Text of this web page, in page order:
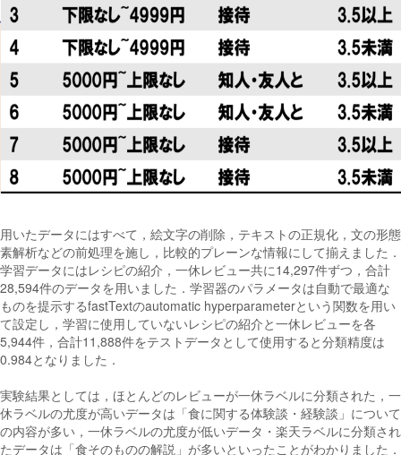
用いたデータにはすべて，絵文字の削除，テキストの正規化，文の形態
素解析などの前処理を施し，比較的プレーンな情報にして揃えました．
学習データにはレシピの紹介，一休レビュー共に14,297件ずつ，合計
28,594件のデータを用いました．学習器のパラメータは自動で最適な
ものを提示するfastTextのautomatic hyperparameterという関数を用い
て設定し，学習に使用していないレシピの紹介と一休レビューを各
5,944件，合計11,888件をテストデータとして使用すると分類精度は
0.984となりました．
実験結果としては，ほとんどのレビューが一休ラベルに分類された，一
休ラベルの尤度が高いデータは「食に関する体験談・経験談」について
の内容が多い，一休ラベルの尤度が低いデータ・楽天ラベルに分類され
たデータは「食そのものの解説」が多いといったことがわかりました．